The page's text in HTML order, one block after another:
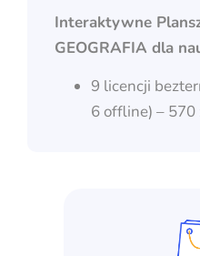
Interaktywne
GEOGRAFIA dla
9 licencji
6 offline) – 570